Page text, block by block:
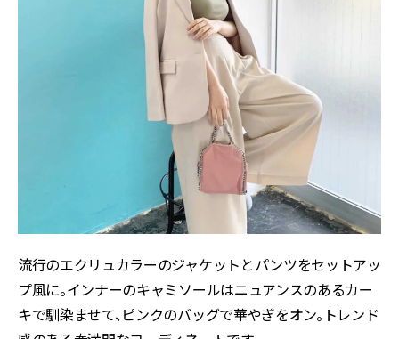
流行のエクリュカラーのジャケットとパンツをセットアッ
プ風に。インナーのキャミソールはニュアンスのあるカー
キで馴染ませて、ピンクのバッグで華やぎをオン。トレンド